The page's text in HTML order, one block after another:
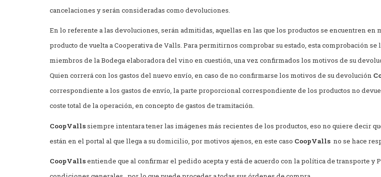
cancelaciones y serán consideradas como devoluciones.
En lo referente a las devoluciones, serán admitidas, aquellas en las que los productos se encuentren
producto de vuelta a Cooperativa de Valls. Para permitirnos comprobar su estado, esta comprobación
miembros de la Bodega elaboradora del vino en cuestión, una vez confirmados los motivos de su
Quien correrá con los gastos del nuevo envío, en caso de no confirmarse los motivos de su devolución
correspondiente a los gastos de envío, la parte proporcional correspondiente de los productos no
coste total de la operación, en concepto de gastos de tramitación.
CoopVallssiempre intentara tener las imágenes más recientes de los productos, eso no quiere decir
están en el portal al que llega a su domicilio, por motivos ajenos, en este caso CoopValls no se hace
CoopVallsentiende que al confirmar el pedido acepta y está de acuerdo con la política de transporte y